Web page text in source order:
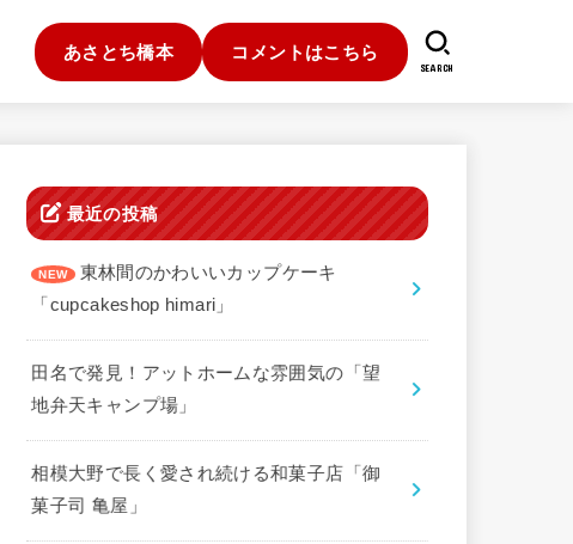
あさとち橋本 コメントはこちら
SEARCH
最近の投稿
東林間のかわいいカップケーキ
「cupcakeshop himari」
田名で発見！アットホームな雰囲気の「望
地弁天キャンプ場」
相模大野で長く愛され続ける和菓子店「御
菓子司 亀屋」